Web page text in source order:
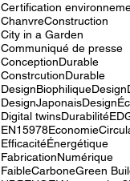
Certification
ChanvreConstruction
City in a Garden
Communiqué de presse
ConceptionDurable
ConstrcutionDurable
DesignBiophilique
DesignJaponais
Digital twinsDurabilité
EN15978
EfficacitéÉnergétique
FabricationNumérique
FaibleCarboneGreen